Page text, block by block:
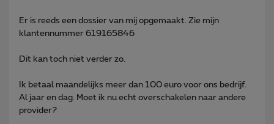
Er is reeds een dossier van mij opgemaakt. Zie mijn
klantennummer 619165846
Dit kan toch niet verder zo.
Ik betaal maandelijks meer dan 100 euro voor ons bedrijf.
Al jaar en dag. Moet ik nu echt overschakelen naar andere
provider?